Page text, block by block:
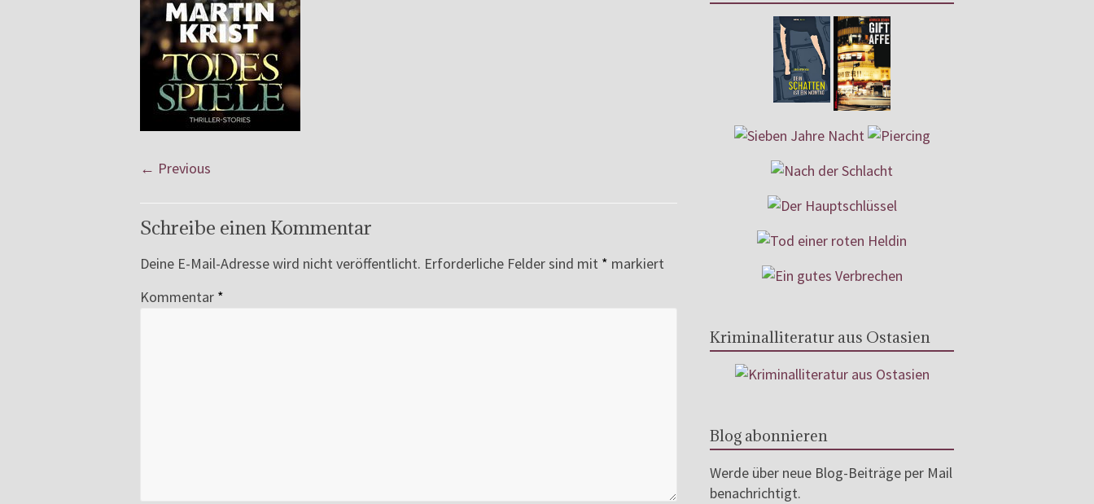
← Previous
Schreibe einen Kommentar
Deine E-Mail-Adresse wird nicht veröffentlicht. Erforderliche Felder sind mit * markiert
Kommentar *
Kriminalliteratur aus Ostasien
Blog abonnieren
Werde über neue Blog-Beiträge per Mail
benachrichtigt.